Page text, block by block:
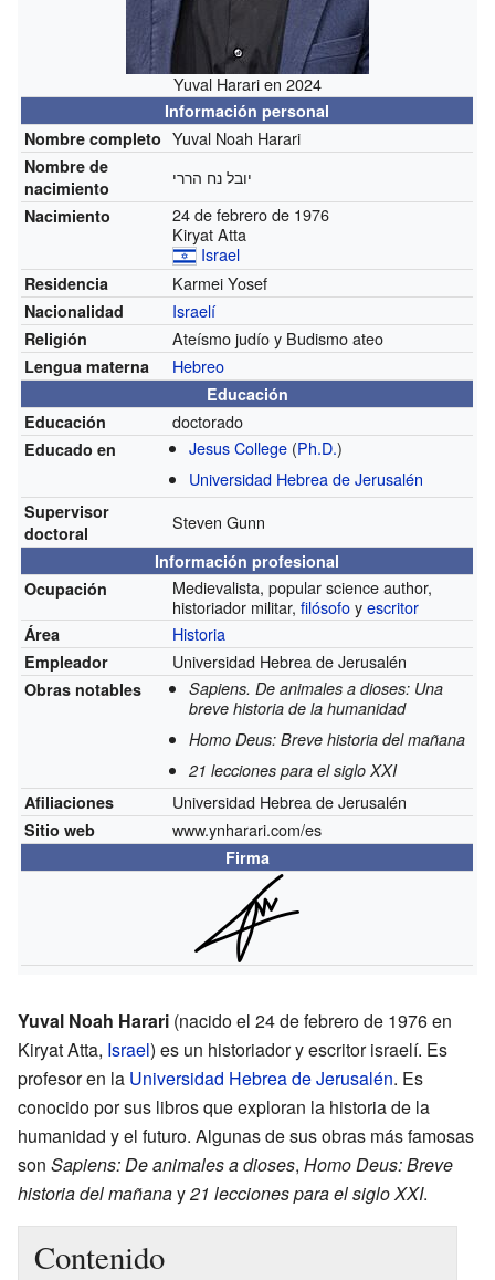
Yuval Harari en 2024
Información personal
Nombre completo Yuval Noah Harari
Nombre de
nacimiento
יובל נח הררי
Nacimiento
24 de febrero de 1976
Kiryat Atta
Israel
Residencia Karmei Yosef
Nacionalidad Israelí
Religión Ateísmo judío y Budismo ateo
Lengua materna Hebreo
Educación
Educación
doctorado
Educado en Jesus College (Ph.D.)
Universidad Hebrea de Jerusalén
Supervisor
doctoral
Steven Gunn
Información profesional
Ocupación
Medievalista, popular science author,
historiador militar,filósofoyescritor
Área Historia
Empleador Universidad Hebrea de Jerusalén
Obras notables
Sapiens. De animales a dioses: Una
breve historia de la humanidad
Homo Deus: Breve historia del mañana
21 lecciones para el siglo XXI
Afiliaciones
Universidad Hebrea de Jerusalén
Sitio web www.ynharari.com/es
Firma
Yuval Noah Harari (nacido el 24 de febrero de 1976 en
Kiryat Atta, Israel) es un historiador y escritor israelí. Es
profesor en la Universidad Hebrea de Jerusalén. Es
conocido por sus libros que exploran la historia de la
humanidad y el futuro. Algunas de sus obras más famosas
son Sapiens: De animales a dioses, Homo Deus: Breve
historia del mañanay21 lecciones para el siglo XXI.
Contenido